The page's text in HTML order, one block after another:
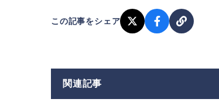
この記事をシェア
関連記事